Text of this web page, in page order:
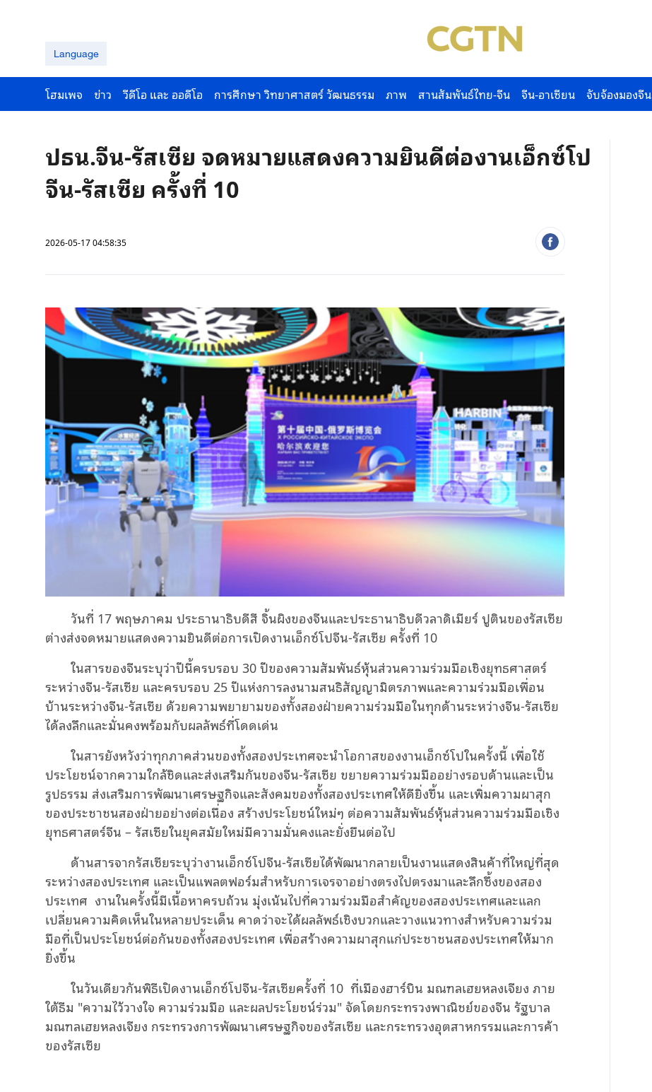
Language
โฮมเพจ ข่าว วีดีโอ และ ออดีโอ การศึกษา วิทยาศาสตร์ วัฒนธรรม ภาพ สานสัมพันธ์ไทย-จีน จีน-อาเซียน จับจ้องมองจีน
ปธน.จีน-รัสเซีย จดหมายแสดงความยินดีต่องานเอ็กซ์โป
จีน-รัสเซีย ครั้งที่ 10
2026-05-17 04:58:35
วันที่ 17 พฤษภาคม ประธานาธิบดีสี จิ้นผิงของจีนและประธานาธิบดีวลาดิเมียร์ ปูตินของรัสเซีย
ต่างส่งจดหมายแสดงความยินดีต่อการเปิดงานเอ็กซ์โปจีน-รัสเซีย ครั้งที่ 10
ในสารของจีนระบุว่าปีนี้ครบรอบ 30 ปีของความสัมพันธ์หุ้นส่วนความร่วมมือเชิงยุทธศาสตร์
ระหว่างจีน-รัสเซีย และครบรอบ 25 ปีแห่งการลงนามสนธิสัญญามิตรภาพและความร่วมมือเพื่อน
บ้านระหว่างจีน-รัสเซีย ด้วยความพยายามของทั้งสองฝ่ายความร่วมมือในทุกด้านระหว่างจีน-รัสเซีย
ได้ลงลึกและมั่นคงพร้อมกับผลลัพธ์ที่โดดเด่น
ในสารยังหวังว่าทุกภาคส่วนของทั้งสองประเทศจะนำโอกาสของงานเอ็กซ์โปในครั้งนี้ เพื่อใช้
ประโยชน์จากความใกล้ชิดและส่งเสริมกันของจีน-รัสเซีย ขยายความร่วมมืออย่างรอบด้านและเป็น
รูปธรรม ส่งเสริมการพัฒนาเศรษฐกิจและสังคมของทั้งสองประเทศให้ดียิ่งขึ้น และเพิ่มความผาสุก
ของประชาชนสองฝ่ายอย่างต่อเนื่อง สร้างประโยชน์ใหม่ๆ ต่อความสัมพันธ์หุ้นส่วนความร่วมมือเชิง
ยุทธศาสตร์จีน – รัสเซียในยุคสมัยใหม่มีความมั่นคงและยั่งยืนต่อไป
ด้านสารจากรัสเซียระบุว่างานเอ็กซ์โปจีน-รัสเซียได้พัฒนากลายเป็นงานแสดงสินค้าที่ใหญ่ที่สุด
ระหว่างสองประเทศ และเป็นแพลตฟอร์มสำหรับการเจรจาอย่างตรงไปตรงมาและลึกซึ้งของสอง
ประเทศ งานในครั้งนี้มีเนื้อหาครบถ้วน มุ่งเน้นไปที่ความร่วมมือสำคัญของสองประเทศและแลก
เปลี่ยนความคิดเห็นในหลายประเด็น คาดว่าจะได้ผลลัพธ์เชิงบวกและวางแนวทางสำหรับความร่วม
มือที่เป็นประโยชน์ต่อกันของทั้งสองประเทศ เพื่อสร้างความผาสุกแก่ประชาชนสองประเทศให้มาก
ยิ่งขึ้น
ในวันเดียวกันพิธีเปิดงานเอ็กซ์โปจีน-รัสเซียครั้งที่ 10 ที่เมืองฮาร์บิน มณฑลเฮยหลงเจียง ภาย
ใต้ธีม "ความไว้วางใจ ความร่วมมือ และผลประโยชน์ร่วม" จัดโดยกระทรวงพาณิชย์ของจีน รัฐบาล
มณฑลเฮยหลงเจียง กระทรวงการพัฒนาเศรษฐกิจของรัสเซีย และกระทรวงอุตสาหกรรมและการค้า
ของรัสเซีย